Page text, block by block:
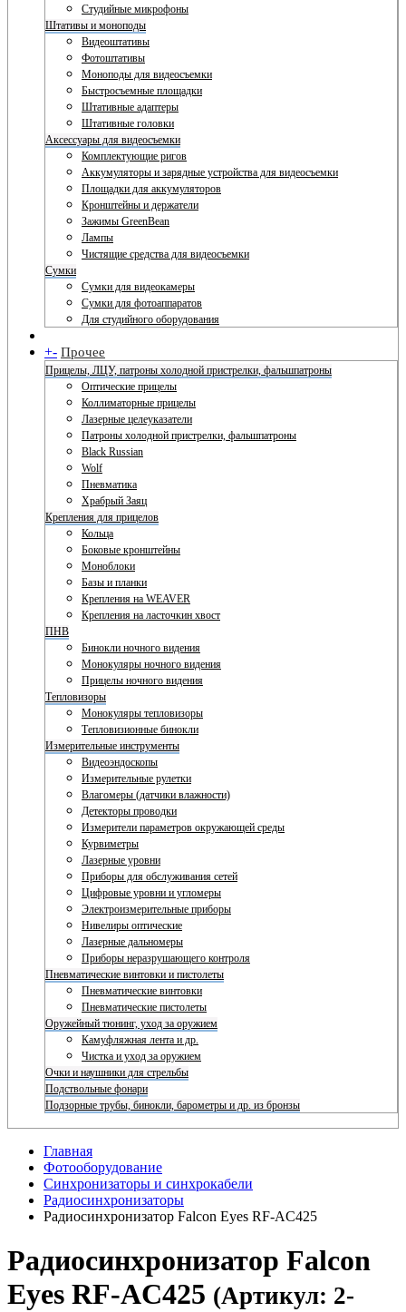
Студийные микрофоны
Штативы и моноподы
Видеоштативы
Фотоштативы
Моноподы для видеосъемки
Быстросъемные площадки
Штативные адаптеры
Штативные головки
Аксессуары для видеосъемки
Комплектующие ригов
Аккумуляторы и зарядные устройства для видеосъемки
Площадки для аккумуляторов
Кронштейны и держатели
Зажимы GreenBean
Лампы
Чистящие средства для видеосъемки
Сумки
Сумки для видеокамеры
Сумки для фотоаппаратов
Для студийного оборудования
+- Прочее
Прицелы, ЛЦУ, патроны холодной пристрелки, фальшпатроны
Оптические прицелы
Коллиматорные прицелы
Лазерные целеуказатели
Патроны холодной пристрелки, фальшпатроны
Black Russian
Wolf
Пневматика
Храбрый Заяц
Крепления для прицелов
Кольца
Боковые кронштейны
Моноблоки
Базы и планки
Крепления на WEAVER
Крепления на ласточкин хвост
ПНВ
Бинокли ночного видения
Монокуляры ночного видения
Прицелы ночного видения
Тепловизоры
Монокуляры тепловизоры
Тепловизионные бинокли
Измерительные инструменты
Видеоэндоскопы
Измерительные рулетки
Влагомеры (датчики влажности)
Детекторы проводки
Измерители параметров окружающей среды
Курвиметры
Лазерные уровни
Приборы для обслуживания сетей
Цифровые уровни и угломеры
Электроизмерительные приборы
Нивелиры оптические
Лазерные дальномеры
Приборы неразрушающего контроля
Пневматические винтовки и пистолеты
Пневматические винтовки
Пневматические пистолеты
Оружейный тюнинг, уход за оружием
Камуфляжная лента и др.
Чистка и уход за оружием
Очки и наушники для стрельбы
Подствольные фонари
Подзорные трубы, бинокли, барометры и др. из бронзы
Главная
Фотооборудование
Синхронизаторы и синхрокабели
Радиосинхронизаторы
Радиосинхронизатор Falcon Eyes RF-AC425
Радиосинхронизатор Falcon
Eyes RF-AC425 (Артикул: 2-